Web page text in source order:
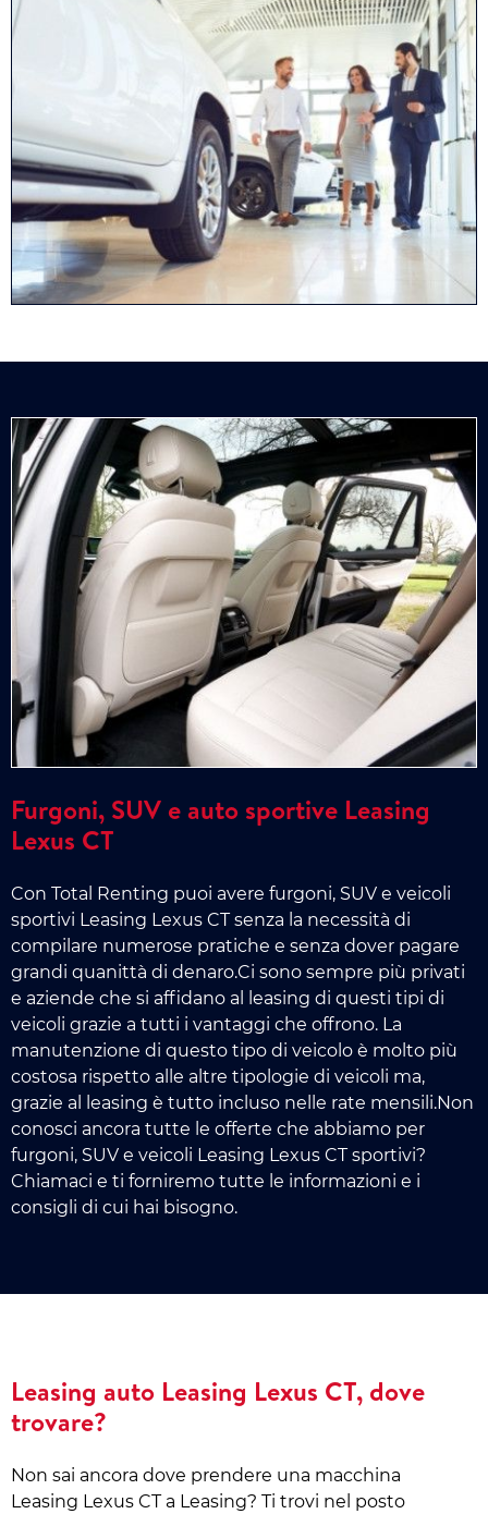
Furgoni, SUV e auto sportive Leasing
Lexus CT
Con Total Renting puoi avere furgoni, SUV e veicoli
sportivi Leasing Lexus CT senza la necessità di
compilare numerose pratiche e senza dover pagare
grandi quanittà di denaro.Ci sono sempre più privati
e aziende che si affidano al leasing di questi tipi di
veicoli grazie a tutti i vantaggi che offrono. La
manutenzione di questo tipo di veicolo è molto più
costosa rispetto alle altre tipologie di veicoli ma,
grazie al leasing è tutto incluso nelle rate mensili.Non
conosci ancora tutte le offerte che abbiamo per
furgoni, SUV e veicoli Leasing Lexus CT sportivi?
Chiamaci e ti forniremo tutte le informazioni e i
consigli di cui hai bisogno.
Leasing auto Leasing Lexus CT, dove
trovare?
Non sai ancora dove prendere una macchina
Leasing Lexus CT a Leasing? Ti trovi nel posto